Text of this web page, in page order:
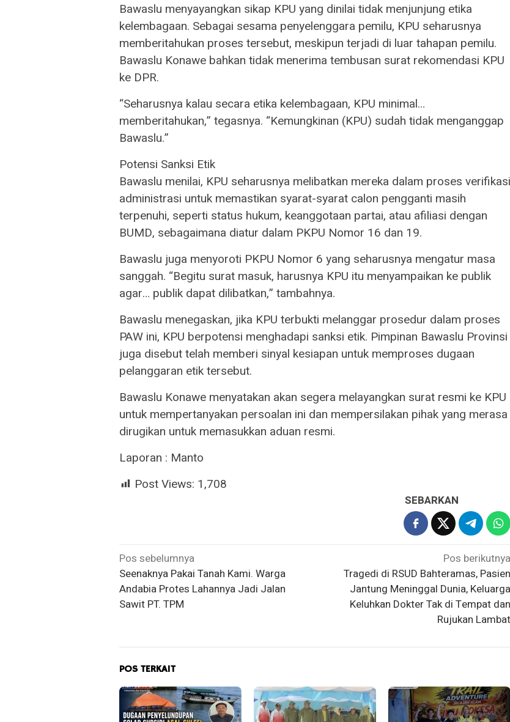
Bawaslu menyayangkan sikap KPU yang dinilai tidak menjunjung etika
kelembagaan. Sebagai sesama penyelenggara pemilu, KPU seharusnya
memberitahukan proses tersebut, meskipun terjadi di luar tahapan pemilu.
Bawaslu Konawe bahkan tidak menerima tembusan surat rekomendasi KPU
ke DPR.
“Seharusnya kalau secara etika kelembagaan, KPU minimal…
memberitahukan,” tegasnya. “Kemungkinan (KPU) sudah tidak menganggap
Bawaslu.”
Potensi Sanksi Etik
Bawaslu menilai, KPU seharusnya melibatkan mereka dalam proses verifikasi
administrasi untuk memastikan syarat-syarat calon pengganti masih
terpenuhi, seperti status hukum, keanggotaan partai, atau afiliasi dengan
BUMD, sebagaimana diatur dalam PKPU Nomor 16 dan 19.
Bawaslu juga menyoroti PKPU Nomor 6 yang seharusnya mengatur masa
sanggah. “Begitu surat masuk, harusnya KPU itu menyampaikan ke publik
agar… publik dapat dilibatkan,” tambahnya.
Bawaslu menegaskan, jika KPU terbukti melanggar prosedur dalam proses
PAW ini, KPU berpotensi menghadapi sanksi etik. Pimpinan Bawaslu Provinsi
juga disebut telah memberi sinyal kesiapan untuk memproses dugaan
pelanggaran etik tersebut.
Bawaslu Konawe menyatakan akan segera melayangkan surat resmi ke KPU
untuk mempertanyakan persoalan ini dan mempersilakan pihak yang merasa
dirugikan untuk memasukkan aduan resmi.
Laporan : Manto
Post Views: 1,708
SEBARKAN
Navigasi
pos
Pos sebelumnya
Seenaknya Pakai Tanah Kami. Warga
Andabia Protes Lahannya Jadi Jalan
Sawit PT. TPM
Pos berikutnya
Tragedi di RSUD Bahteramas, Pasien
Jantung Meninggal Dunia, Keluarga
Keluhkan Dokter Tak di Tempat dan
Rujukan Lambat
POS TERKAIT